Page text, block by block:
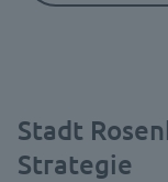
Stadt
Strategie